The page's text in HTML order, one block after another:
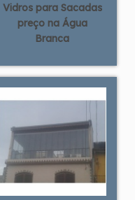
Vidros para Sacadas
preço na Água
Branca